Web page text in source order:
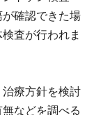
確認できた場
査が行われま
療方針を検討
などを調べる